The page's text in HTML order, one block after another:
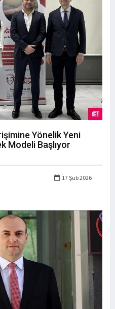
Yönelik Yeni
Modeli Başlıyor
17 Şub 2026